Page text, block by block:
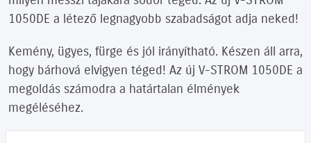
1050DE a létező legnagyobb szabadságot adja neked!
Kemény, ügyes, fürge és jól irányítható. Készen áll arra,
hogy bárhová elvigyen téged! Az új V-STROM 1050DE a
megoldás számodra a határtalan élmények
megéléséhez.